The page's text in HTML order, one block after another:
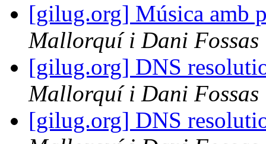
[gilug.org] Música amb
Mallorquí i Dani Fossas
[gilug.org] DNS
Mallorquí i Dani Fossas
[gilug.org] DNS